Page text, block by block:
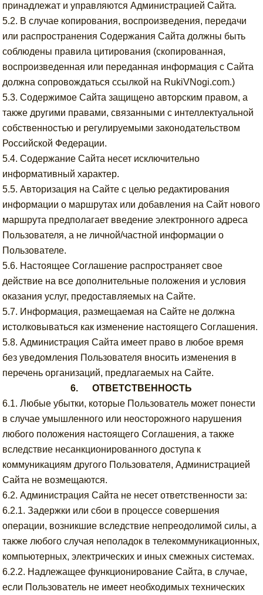
принадлежат и управляются Администрацией Сайта.
5.2. В случае копирования, воспроизведения, передачи
или распространения Содержания Сайта должны быть
соблюдены правила цитирования (скопированная,
воспроизведенная или переданная информация с Сайта
должна сопровождаться ссылкой на RukiVNogi.com.)
5.3. Содержимое Сайта защищено авторским правом, а
также другими правами, связанными с интеллектуальной
собственностью и регулируемыми законодательством
Российской Федерации.
5.4. Содержание Сайта несет исключительно
информативный характер.
5.5. Авторизация на Сайте с целью редактирования
информации о маршрутах или добавления на Сайт нового
маршрута предполагает введение электронного адреса
Пользователя, а не личной/частной информации о
Пользователе.
5.6. Настоящее Соглашение распространяет свое
действие на все дополнительные положения и условия
оказания услуг, предоставляемых на Сайте.
5.7. Информация, размещаемая на Сайте не должна
истолковываться как изменение настоящего Соглашения.
5.8. Администрация Сайта имеет право в любое время
без уведомления Пользователя вносить изменения в
перечень организаций, предлагаемых на Сайте.
6. ОТВЕТСТВЕННОСТЬ
6.1. Любые убытки, которые Пользователь может понести
в случае умышленного или неосторожного нарушения
любого положения настоящего Соглашения, а также
вследствие несанкционированного доступа к
коммуникациям другого Пользователя, Администрацией
Сайта не возмещаются.
6.2. Администрация Сайта не несет ответственности за:
6.2.1. Задержки или сбои в процессе совершения
операции, возникшие вследствие непреодолимой силы, а
также любого случая неполадок в телекоммуникационных,
компьютерных, электрических и иных смежных системах.
6.2.2. Надлежащее функционирование Сайта, в случае,
если Пользователь не имеет необходимых технических